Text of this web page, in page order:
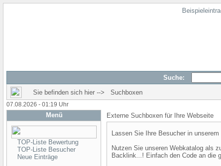
Suche:
Sie befinden sich hier --> Suchboxen
07.08.2026 - 01:19 Uhr
Menü
TOP-Liste Bewertung
TOP-Liste Besucher
Neue Einträge
Externe Suchboxen für Ihre Webseite
Lassen Sie Ihre Besucher in
Nutzen Sie unseren Webkatalog als
Backlink...! Einfach den Code an die